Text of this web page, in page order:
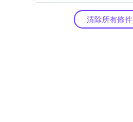
清除所有條件